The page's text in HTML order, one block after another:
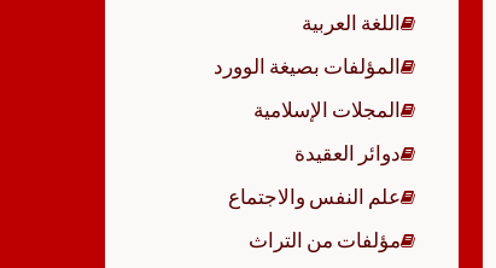
اللغة العربية
المؤلفات بصيغة الوورد
المجلات الإسلامية
دوائر العقيدة
علم النفس والاجتماع
مؤلفات من التراث